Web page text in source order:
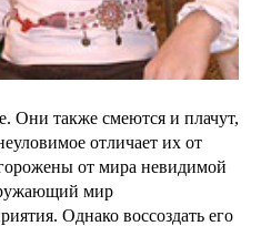
Они также смеются и плачут,
отличает их от
от мира невидимой
мир
Однако воссоздать его